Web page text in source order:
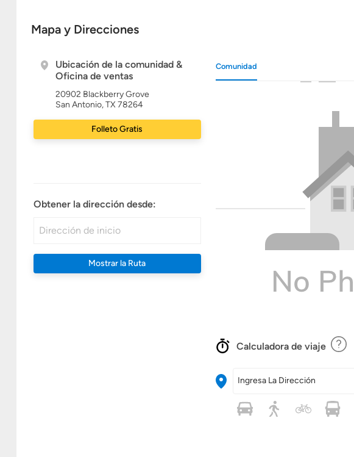
Mapa y Direcciones
Ubicación de la comunidad &
Oficina de ventas
20902 Blackberry Grove
San Antonio, TX 78264
Folleto Gratis
Obtener la dirección desde:
Mostrar la Ruta
Comunidad
Calculadora de viaje
Ingresa La Dirección